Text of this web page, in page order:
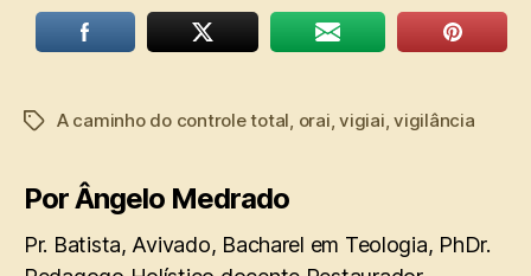
TagsA caminho do controle total, orai,vigiai,vigilância
Por Ângelo Medrado
Pr. Batista, Avivado, Bacharel em Teologia, PhDr.